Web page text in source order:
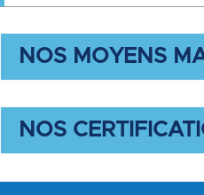
NOS MOYENS
NOS